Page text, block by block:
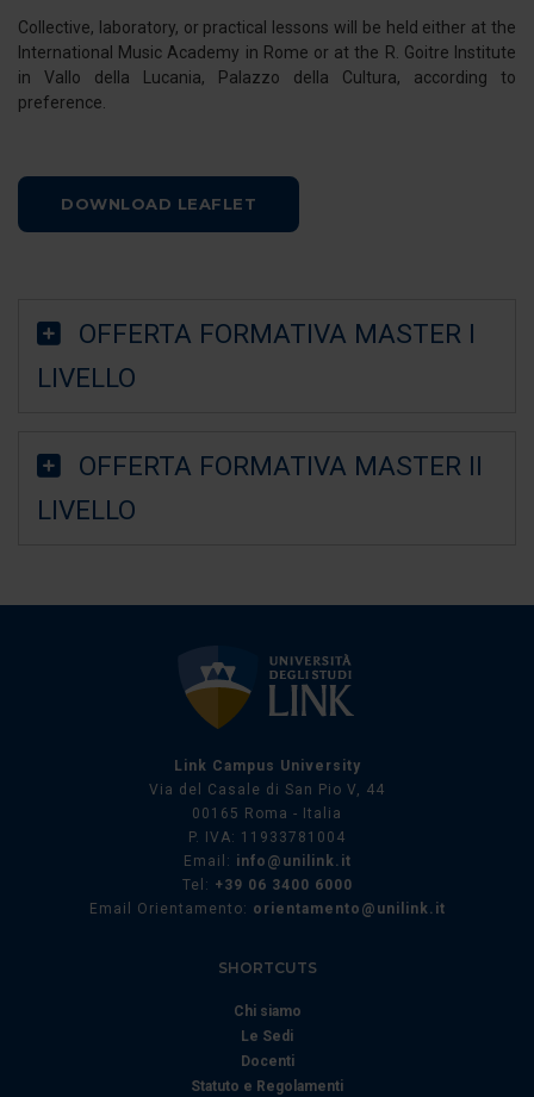
Collective, laboratory, or practical lessons will be held either at the
International Music Academy in Rome or at the R. Goitre Institute
in Vallo della Lucania, Palazzo della Cultura, according to
preference.
DOWNLOAD LEAFLET
OFFERTA FORMATIVA MASTER I
LIVELLO
OFFERTA FORMATIVA MASTER II
LIVELLO
Link Campus University
Via del Casale di San Pio V, 44
00165 Roma - Italia
P. IVA: 11933781004
Email: info@unilink.it
Tel: +39 06 3400 6000
Email Orientamento: orientamento@unilink.it
SHORTCUTS
Chi siamo
Le Sedi
Docenti
Statuto e Regolamenti